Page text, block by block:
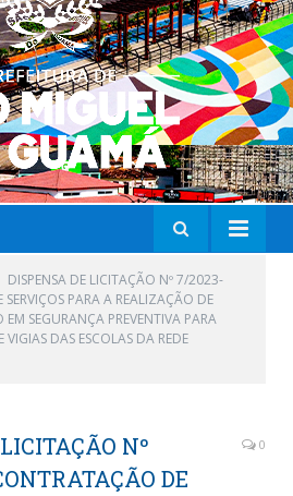
DISPENSA DE LICITAÇÃO Nº 7/2023-
PARA A REALIZAÇÃO DE
SEGURANÇA PREVENTIVA PARA
VIGIAS DAS ESCOLAS DA REDE
Nº
DE
0